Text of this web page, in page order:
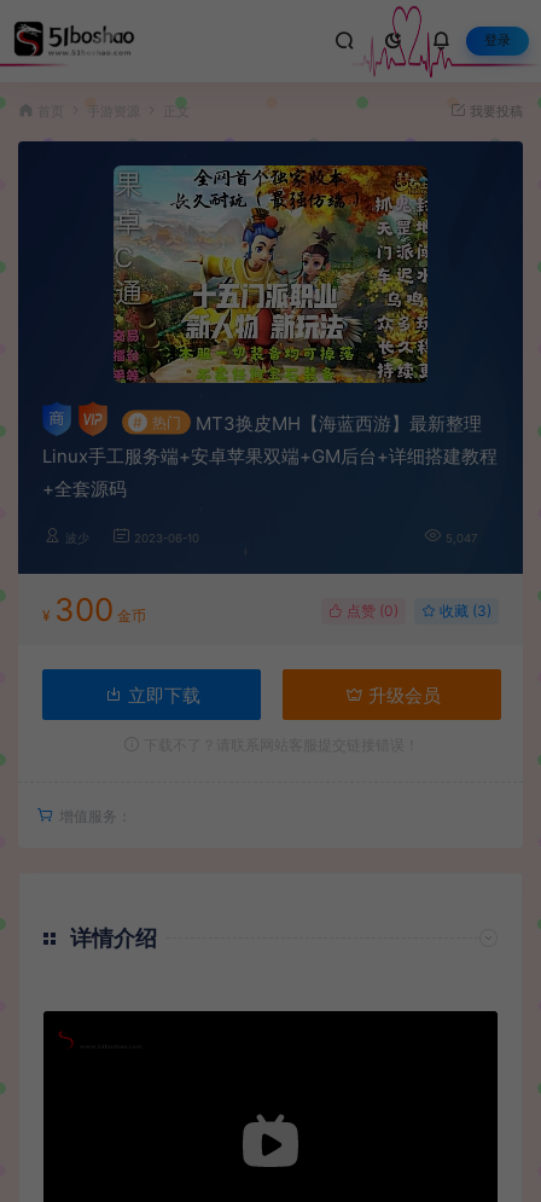
登录
手游资源 正文 我要投稿
# 热门
MT3换皮MH【海蓝西游】最新整理
Linux手工服务端+安卓苹果双端+GM后台+详细搭建教程
+全套源码
波少 2023-06-10 5,047
¥ 300 金币 点赞 (0) 收藏 (3)
立即下载 升级会员
增值服务：
详情介绍